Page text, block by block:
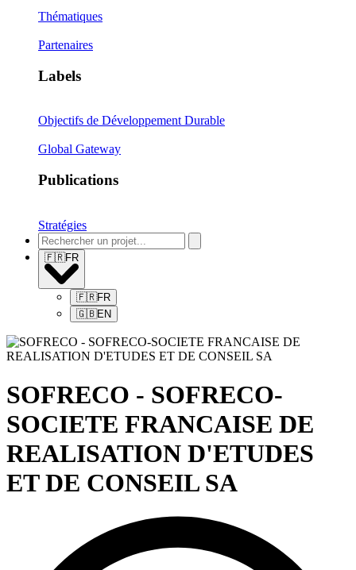
Thématiques
Partenaires
Labels
Objectifs de Développement Durable
Global Gateway
Publications
Stratégies
🇫🇷FR
🇫🇷FR
🇬🇧EN
SOFRECO - SOFRECO-
SOCIETE FRANCAISE DE
REALISATION D'ETUDES
ET DE CONSEIL SA